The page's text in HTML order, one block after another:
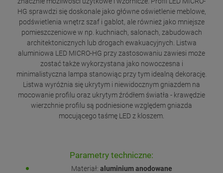
HG sprawdzi się doskonale jako główne oświetlenie meblowe,
podświetlenia wnętrz szaf i gablot, ale również jako mniejsze
pomieszczeniowe w np. kuchniach, salonach, zabudowach
architektonicznych lub drogach ewakuacyjnych. Listwa
aluminiowa LED MICRO-HG przy zastosowaniu zawiesi może
zostać także wykorzystana jako nowoczesna i
minimalistyczna lampa stanowiąc przy tym idealną dekorację.
Listwa wyróżnia się ukrytym i niewidocznym gniazdem na
mocowanie profilu oraz ukrytym źródłem światła - krawędzie
wierzchnie profilu są podniesione względem gniazda
mocującego taśmę LED z kloszem.
Parametry techniczne:
Materiał: aluminium anodowane